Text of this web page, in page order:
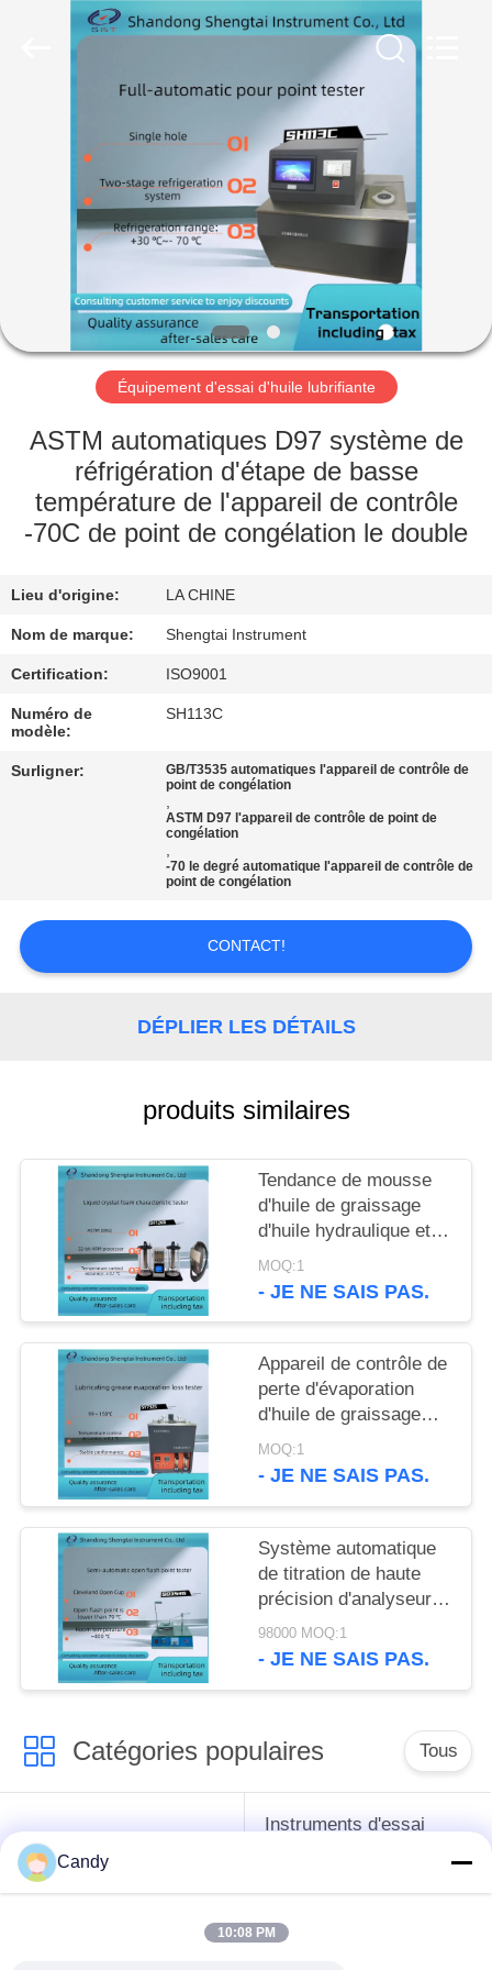
PRODUITS
SUJET
DE
NOUS
VISITE
D'USINE
CONTRÔLE
QUALITÉ
CONTACTEZ-
NOUS
DEMANDEZ
PLAN
DU
Équipement d'essai d'huile lubrifiante
ASTM automatiques D97 système de
réfrigération d'étape de basse
température de l'appareil de contrôle
-70C de point de congélation le double
Lieu d'origine: LA CHINE
Nom de marque: Shengtai Instrument
Certification: ISO9001
Numéro de
modèle:
SH113C
Surligner:
GB/T3535 automatiques l'appareil de contrôle de
point de congélation
,
ASTM D97 l'appareil de contrôle de point de
congélation
,
-70 le degré automatique l'appareil de contrôle de
point de congélation
CONTACT!
DÉPLIER LES DÉTAILS
produits similaires
Tendance de mousse
d'huile de graissage
d'huile hydraulique et
appareil de contrôle
ASTM D892 de stabilité
MOQ:1
- JE NE SAIS PAS.
Appareil de contrôle de
perte d'évaporation
d'huile de graissage
d'ASTM D972 à toute
température entre le ℃
MOQ:1
- JE NE SAIS PAS.
Système automatique
de titration de haute
précision d'analyseur
d'azote de ST115C
kjeldahl
98000 MOQ:1
- JE NE SAIS PAS.
Catégories populaires Tous
instruments de essai
de pétrole
Instruments d'essai
graisse
Candy
10:08 PM